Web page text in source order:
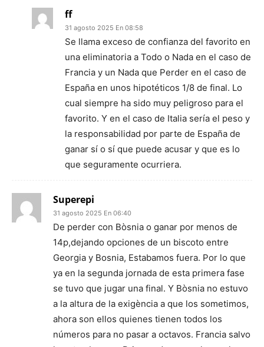
ff
31 agosto 2025 En 08:58
Se llama exceso de confianza del favorito en
una eliminatoria a Todo o Nada en el caso de
Francia y un Nada que Perder en el caso de
España en unos hipotéticos 1/8 de final. Lo
cual siempre ha sido muy peligroso para el
favorito. Y en el caso de Italia sería el peso y
la responsabilidad por parte de España de
ganar sí o sí que puede acusar y que es lo
que seguramente ocurriera.
Superepi
31 agosto 2025 En 06:40
De perder con Bòsnia o ganar por menos de
14p,dejando opciones de un biscoto entre
Georgia y Bosnia, Estabamos fuera. Por lo que
ya en la segunda jornada de esta primera fase
se tuvo que jugar una final. Y Bòsnia no estuvo
a la altura de la exigència a que los sometimos,
ahora son ellos quienes tienen todos los
números para no pasar a octavos. Francia salvo